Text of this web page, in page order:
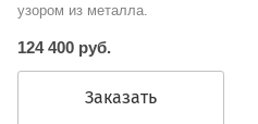
узором из металла.
124 400 руб.
Заказать